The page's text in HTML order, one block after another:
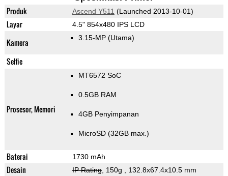
Produk Ascend Y511 (Launched 2013-10-01)
Layar 4.5" 854x480 IPS LCD
Kamera 3.15-MP (Utama)
Selfie
Prosesor, Memori
MT6572 SoC
0.5GB RAM
4GB Penyimpanan
MicroSD (32GB max.)
Baterai 1730 mAh
Desain IP Rating, 150g , 132.8x67.4x10.5 mm